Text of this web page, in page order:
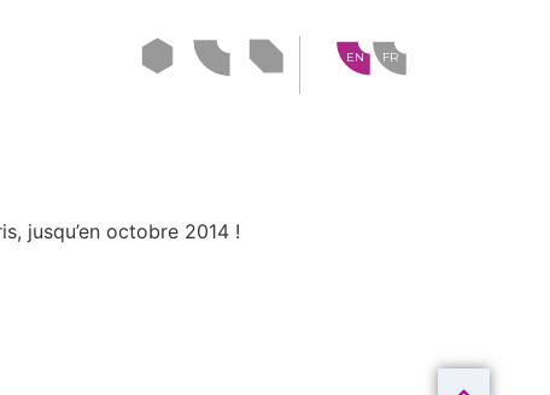
FR
EN
jusqu’en octobre 2014 !